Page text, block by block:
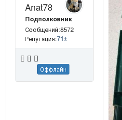
Anat78
Подполковник
Сообщений:8572
Репутация:71±
Оффлайн